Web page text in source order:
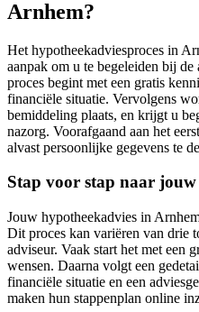
Arnhem?
Het hypotheekadviesproces in
aanpak om u te begeleiden bij
proces begint met een gratis
financiële situatie. Vervolgens
bemiddeling plaats, en krijgt u
nazorg. Voorafgaand aan het
alvast persoonlijke gegevens te
Stap voor stap naar
Jouw hypotheekadvies in
Dit proces kan variëren van drie
adviseur. Vaak start het met een
wensen. Daarna volgt een
financiële situatie en een
maken hun stappenplan online